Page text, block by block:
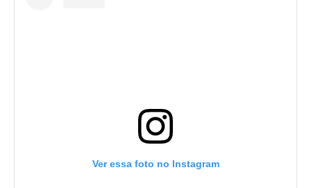
Ver essa foto no Instagram